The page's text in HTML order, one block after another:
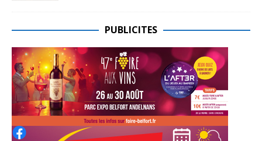
PUBLICITES